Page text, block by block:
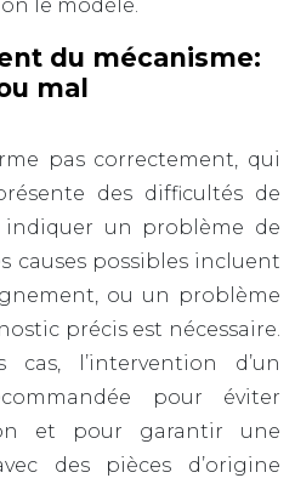
le modèle.
du mécanisme:
mal
pas correctement, qui
des difficultés de
un problème de
causes possibles incluent
ou un problème
précis est nécessaire.
l’intervention d’un
pour éviter
et pour garantir une
des pièces d’origine